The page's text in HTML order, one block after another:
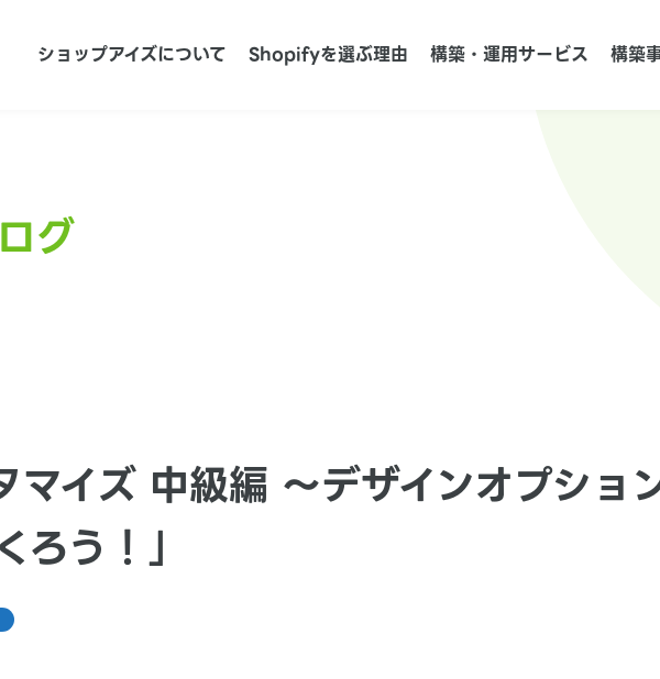
ショップアイズについて Shopifyを選ぶ理由 構築・運用サービス 構築
グ
マイズ 中級編 〜デザインオプショ
ろう！」